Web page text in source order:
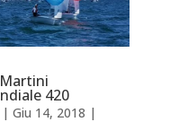
420
| Giu 14, 2018 |